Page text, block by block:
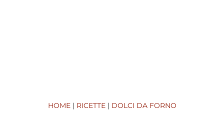
HOME| RICETTE| DOLCI DA FORNO